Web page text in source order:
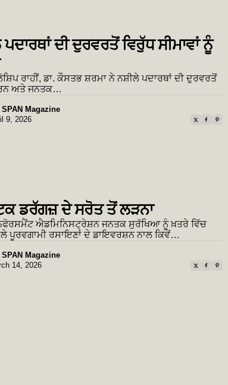
ਦੀ ਦੁਰਵਰਤੋਂ ਵਿਰੁੱਧ ਸੀਮਾਵਾਂ ਨੂੰ
ਰਾਹੀਂ, ਡਾ. ਕੌਸਤਭ ਸ਼ਰਮਾ ਨੇ ਨਸ਼ੀਲੇ ਪਦਾਰਥਾਂ ਦੀ ਦੁਰਵਰਤੋਂ
ਅਤੇ ਜਨਤਕ…
SPAN Magazine
9, 2026
ਡਰੱਗਜ਼ ਦੇ ਸਰੋਤ ਤੋਂ ਲੜਨਾ
ਐਡਮਿਨਿਸਟ੍ਰੇਸ਼ਨ ਜਨਤਕ ਸੁਰੱਖਿਆ ਨੂੰ ਖ਼ਤਰੇ ਵਿੱਚ
ਪੂਰਵਗਾਮੀ ਰਸਾਇਣਾਂ ਦੇ ਡਾਇਵਰਸ਼ਨ ਨਾਲ ਕਿਵੇਂ…
SPAN Magazine
14, 2026